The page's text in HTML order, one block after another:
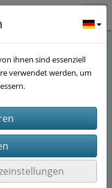
Sortierung wählen
ihnen sind essenziell
verwendet werden, um